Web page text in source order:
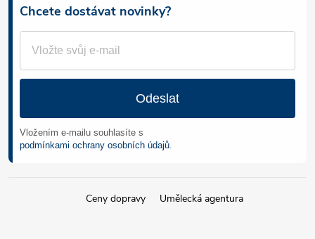
Chcete dostávat novinky?
Odeslat
Vložením e-mailu souhlasíte s
podmínkami ochrany osobních údajů
Ceny dopravy Umělecká agentura